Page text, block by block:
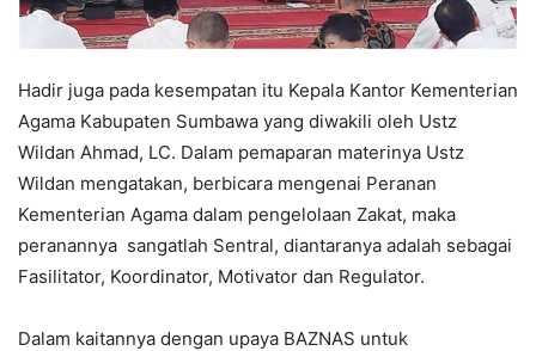
Hadir juga pada kesempatan itu Kepala Kantor Kementerian
Agama Kabupaten Sumbawa yang diwakili oleh Ustz
Wildan Ahmad, LC. Dalam pemaparan materinya Ustz
Wildan mengatakan, berbicara mengenai Peranan
Kementerian Agama dalam pengelolaan Zakat, maka
peranannya sangatlah Sentral, diantaranya adalah sebagai
Fasilitator, Koordinator, Motivator dan Regulator.
Dalam kaitannya dengan upaya BAZNAS untuk